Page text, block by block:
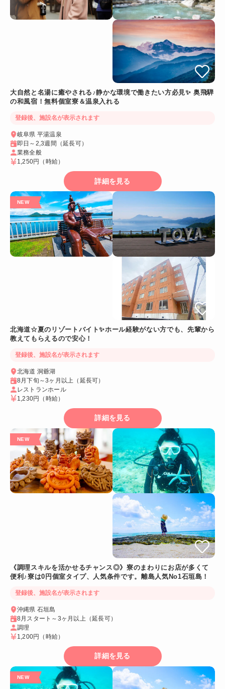
大自然と名湯に癒やされる♪静かな環境で働きたい方必見✨ 奥飛騨
の和風宿！無料個室寮＆温泉入れる
登録後、施設名が表示されます
岐阜県 平湯温泉
即日～2,3週間（延長可）
業務全般
1,250円
（時給）
詳細を見る
北海道☆夏のリゾートバイト✨ホール経験がない方でも、先輩から
教えてもらえるので安心！
登録後、施設名が表示されます
北海道 洞爺湖
8月下旬～3ヶ月以上（延長可）
レストランホール
1,230円 （時給）
詳細を見る
《調理スキルを活かせるチャンス◎》寮のまわりにお店が多くて
便利♪寮は0円個室タイプ、人気条件です。離島人気No1石垣島！
登録後、施設名が表示されます
沖縄県 石垣島
8月スタート～3ヶ月以上（延長可）
調理
1,200円
（時給）
詳細を見る